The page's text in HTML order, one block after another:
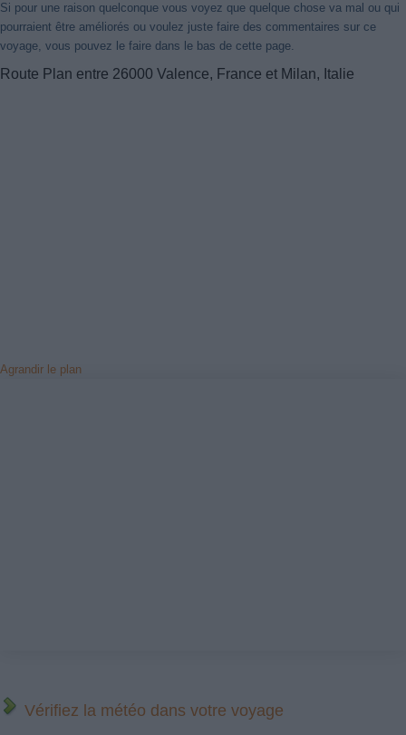
Si pour une raison quelconque vous voyez que quelque chose va mal ou qui
pourraient être améliorés ou voulez juste faire des commentaires sur ce
voyage, vous pouvez le faire dans le bas de cette page.
Route Plan entre 26000 Valence, France et Milan, Italie
Agrandir le plan
Vérifiez la météo dans votre voyage